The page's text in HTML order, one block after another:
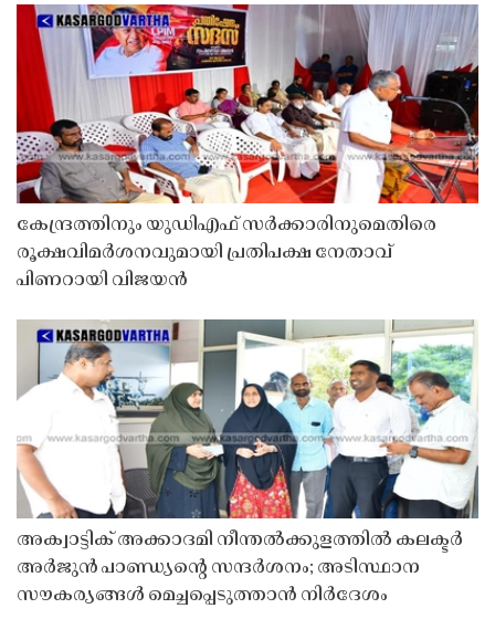
കേന്ദ്രത്തിനും യുഡിഎഫ് സർക്കാരിനുമെതിരെ
രൂക്ഷവിമർശനവുമായി പ്രതിപക്ഷ നേതാവ്
പിണറായി വിജയൻ
അക്വാട്ടിക് അക്കാദമി നീന്തൽക്കുളത്തിൽ കലക്ടർ
അർജുൻ പാണ്ഡ്യൻ്റെ സന്ദർശനം; അടിസ്ഥാന
സൗകര്യങ്ങൾ മെച്ചപ്പെടുത്താൻ നിർദേശം